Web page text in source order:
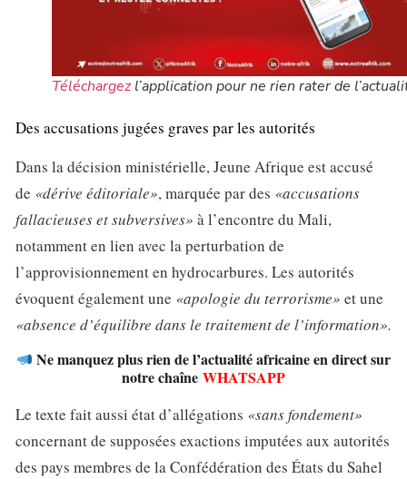
Téléchargezl’application pour ne rien rater de
Des accusations jugées graves par les autorités
Dans la décision ministérielle, Jeune Afrique est accusé
de «dérive éditoriale», marquée par des «accusations
fallacieuses et subversives» à l’encontre du Mali,
notamment en lien avec la perturbation de
l’approvisionnement en hydrocarbures. Les autorités
évoquent également une «apologie du terrorisme» et une
«absence d’équilibre dans le traitement de l’information».
Ne manquez plus rien de l’actualité africaine en direct sur
notre chaîne WHATSAPP
Le texte fait aussi état d’allégations «sans fondement»
concernant de supposées exactions imputées aux autorités
des pays membres de la Confédération des États du Sahel